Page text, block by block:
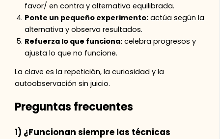
favor/ en contra y alternativa equilibrada.
Ponte un pequeño experimento: actúa según la
alternativa y observa resultados.
Refuerza lo que funciona: celebra progresos y
ajusta lo que no funcione.
La clave es la repetición, la curiosidad y la
autoobservación sin juicio.
Preguntas frecuentes
1) ¿Funcionan siempre las técnicas